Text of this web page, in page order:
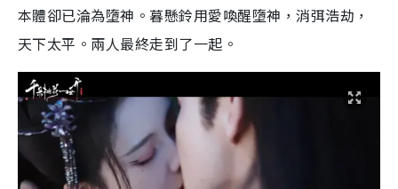
本體卻已淪為墮神。暮懸鈴用愛喚醒墮神，消弭浩劫，
天下太平。兩人最終走到了一起。